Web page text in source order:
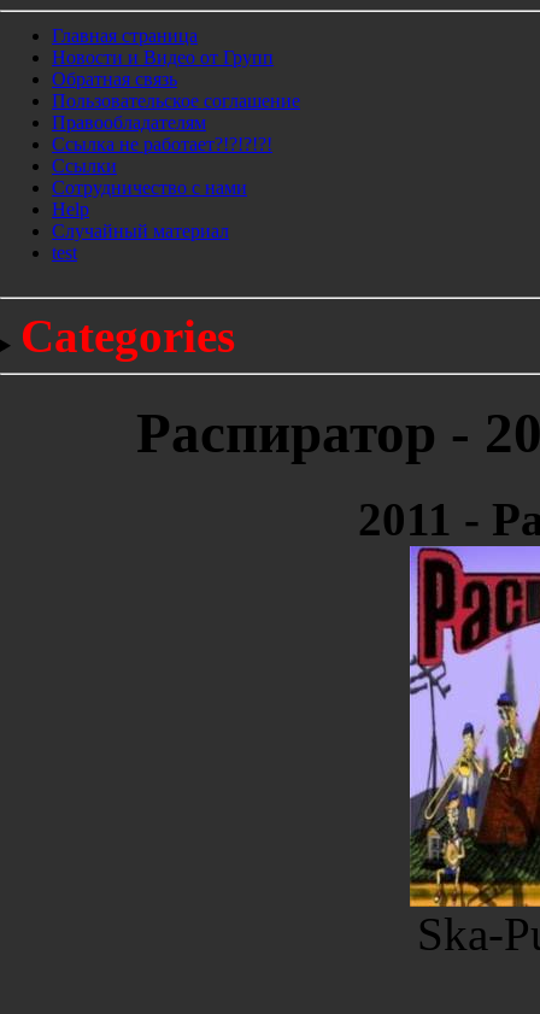
Главная страница
Новости и Видео от Групп
Обратная связь
Пользовательское соглашение
Правообладателям
Ссылка не работает?!?!?!?!
Ссылки
Сотрудничество с нами
Help
Cлучайный материал
test
Categories
Распиратор -
2011 -
Ska-